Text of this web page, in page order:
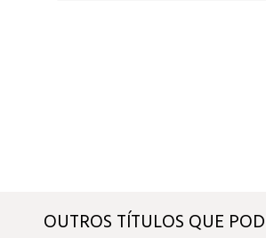
OUTROS TÍTULOS QUE